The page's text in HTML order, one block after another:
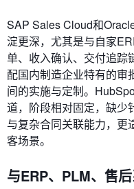
SAP Sales Cloud和
淀更深，尤其是与自家
单、收入确认、交付追踪
配国内制造企业特有的审
间的实施与定制。
道，阶段相对固定，缺少
与复杂合同关联能力，更
客场景。
与ERP、PLM、售